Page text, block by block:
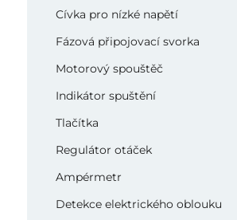
Cívka pro nízké napětí
Fázová připojovací svorka
Motorový spouštěč
Indikátor spuštění
Tlačítka
Regulátor otáček
Ampérmetr
Detekce elektrického oblouku